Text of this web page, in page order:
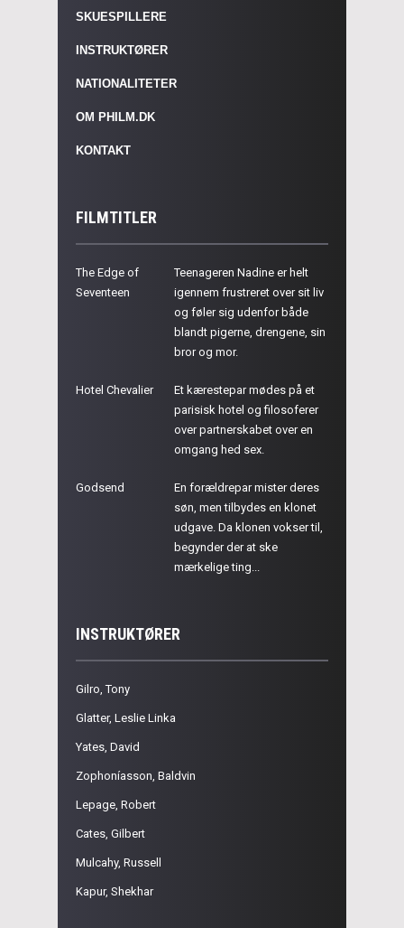
SKUESPILLERE
INSTRUKTØRER
NATIONALITETER
OM PHILM.DK
KONTAKT
FILMTITLER
The Edge of
Seventeen
Teenageren Nadine er helt
igennem frustreret over sit liv
og føler sig udenfor både
blandt pigerne, drengene, sin
bror og mor.
Hotel Chevalier
Et kærestepar mødes på et
parisisk hotel og filosoferer
over partnerskabet over en
omgang hed sex.
Godsend
En forældrepar mister deres
søn, men tilbydes en klonet
udgave. Da klonen vokser til,
begynder der at ske
mærkelige ting...
INSTRUKTØRER
Gilro, Tony
Glatter, Leslie Linka
Yates, David
Zophoníasson, Baldvin
Lepage, Robert
Cates, Gilbert
Mulcahy, Russell
Kapur, Shekhar